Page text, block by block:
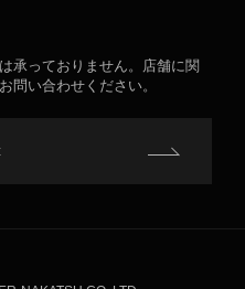
承っておりません。店舗に関
問い合わせください。